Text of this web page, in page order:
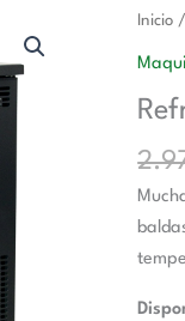
Inicio /
Alta